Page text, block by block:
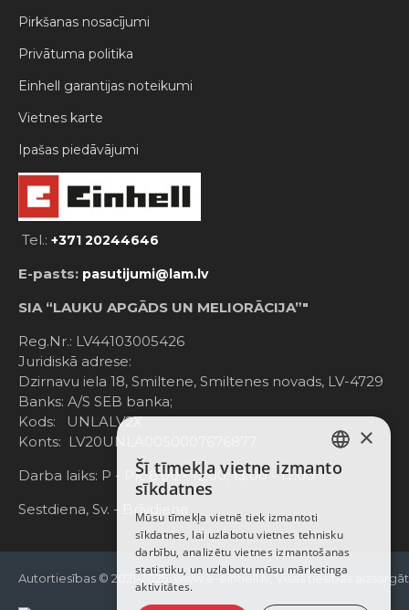
Pirkšanas nosacījumi
Privātuma politika
Einhell garantijas noteikumi
Vietnes karte
Ipašas piedāvājumi
Tel.: +371 20244646
E-pasts: pasutijumi@lam.lv
SIA “LAUKU APGĀDS UN MELIORĀCIJA”"
Reg.Nr.: LV44103005426
Juridiskā adrese:
Dzirnavu iela 18, Smiltene, Smiltenes novads, LV-4729
Banks: A/S SEB banka;
Kods: UNLALV2X
Konts: LV20UNLA0050007676877
Darba laiks: P - Pk. 8:00 - 12:00; 13:00 - 17:00
Sestdiena, Sv. - Brīvdiena
Autortiesības © 2021-2025, www.e-einhell.lv, Visas tiesības
LATVIAN
ENGLISH
×
Šī tīmekļa vietne izmanto
sīkdatnes
Mūsu tīmekļa vietnē tiek izmantoti
sīkdatnes, lai uzlabotu vietnes tehnisku
darbību, analizētu vietnes izmantošanas
statistiku, un uzlabotu mūsu mārketinga
aktivitātes.